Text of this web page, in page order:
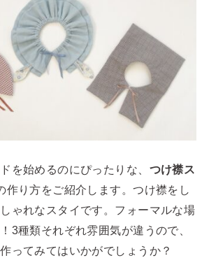
を始めるのにぴったりな、 つけ襟ス
作り方をご紹介します。つけ襟をし
ゃれなスタイです。フォーマルな場
3種類それぞれ雰囲気が違うので、
ってみてはいかがでしょうか？